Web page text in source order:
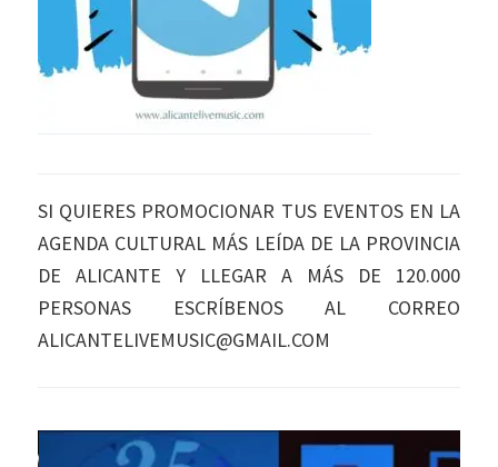
SI QUIERES PROMOCIONAR TUS EVENTOS EN LA
AGENDA CULTURAL MÁS LEÍDA DE LA PROVINCIA
DE ALICANTE Y LLEGAR A MÁS DE 120.000
PERSONAS ESCRÍBENOS AL CORREO
ALICANTELIVEMUSIC@GMAIL.COM